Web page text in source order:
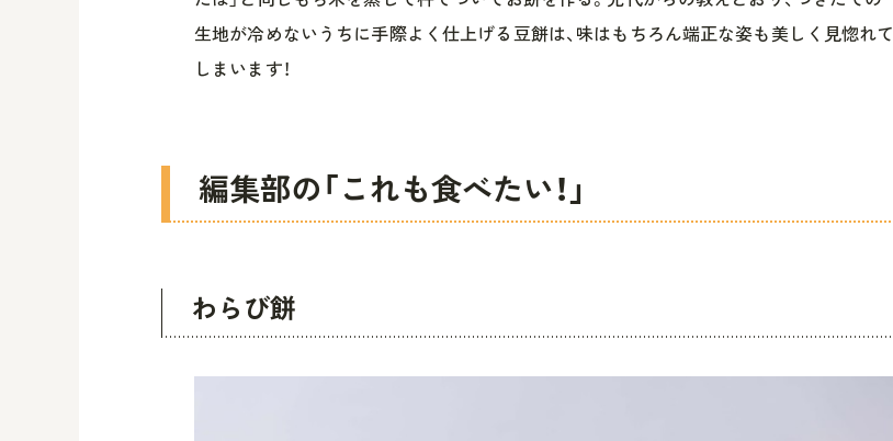
生地が冷めないうちに手際よく仕上げる豆餅は、味はもちろん端正な姿も美しく見惚れて
しまいます！
編集部の「これも食べたい！」
わらび餅